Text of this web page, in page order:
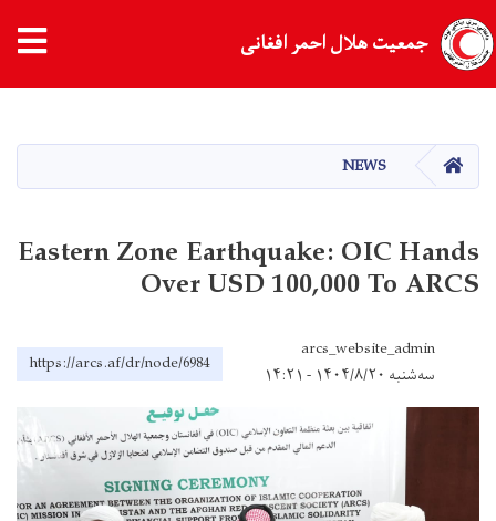
content
جمعیت هلال احمر افغانی
HOME
NEWS
Eastern Zone Earthquake: OIC Hands
Over USD 100,000 To ARCS
arcs_website_admin
سه‌شنبه ۱۴۰۴/۸/۲۰ - ۱۴:۲۱
https://arcs.af/dr/node/6984